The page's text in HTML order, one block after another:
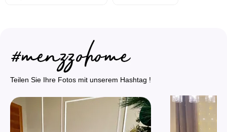
Teilen Sie Ihre Fotos mit unserem Hashtag !